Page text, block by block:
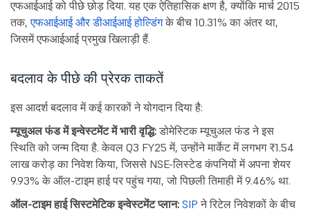
एफआईआई को पीछे छोड़ दिया. यह एक ऐतिहासिक क्षण है, क्योंकि मार्च 2015
तक,एफआईआई और डीआईआई होल्डिंगके बीच 10.31% का अंतर था,
जिसमें एफआईआई प्रमुख खिलाड़ी हैं.
बदलाव के पीछे की प्रेरक ताकतें
इस आदर्श बदलाव में कई कारकों ने योगदान दिया है:
म्यूचुअल फंड में इन्वेस्टमेंट में भारी वृद्धि: डोमेस्टिक म्यूचुअल फंड ने इस
स्थिति को जन्म दिया है. केवल Q3 FY25 में, उन्होंने मार्केट में लगभग ₹1.54
लाख करोड़ का निवेश किया, जिससे NSE-लिस्टेड कंपनियों में अपना शेयर
9.93% के ऑल-टाइम हाई पर पहुंच गया, जो पिछली तिमाही में 9.46% था.
ऑल-टाइम हाई सिस्टमेटिक इन्वेस्टमेंट प्लान: SIP ने रिटेल निवेशकों के बीच